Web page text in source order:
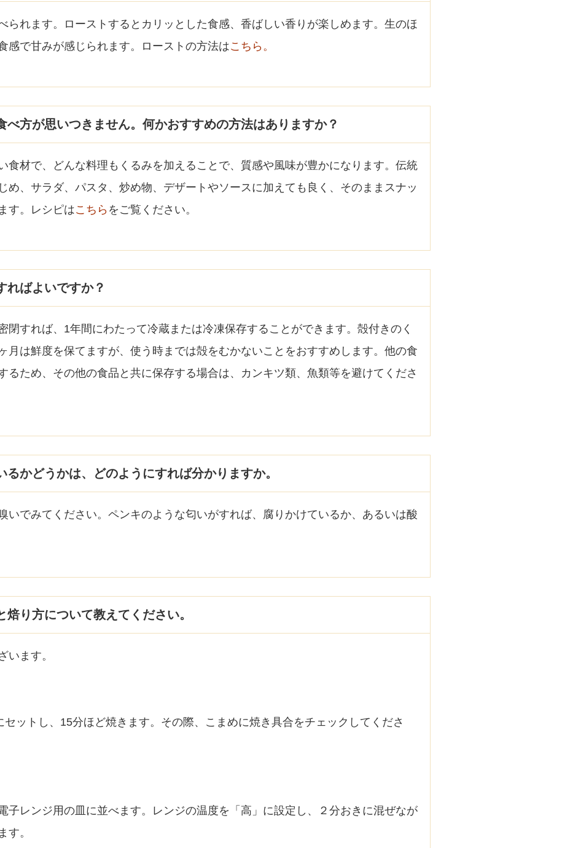
られます。ローストするとカリッとした食感、香ばしい香りが楽しめます。生のほ
感で甘みが感じられます。ローストの方法はこちら。
べ方が思いつきません。何かおすすめの方法はありますか？
食材で、どんな料理もくるみを加えることで、質感や風味が豊かになります。伝統
め、サラダ、パスタ、炒め物、デザートやソースに加えても良く、そのままスナッ
す。レシピはこちら をご覧ください。
ればよいですか？
閉すれば、1年間にわたって冷蔵または冷凍保存することができます。殻付きのく
月は鮮度を保てますが、使う時までは殻をむかないことをおすすめします。他の食
るため、その他の食品と共に保存する場合は、カンキツ類、魚類等を避けてくださ
るかどうかは、どのようにすれば分かりますか。
いでみてください。ペンキのような匂いがすれば、腐りかけているか、あるいは酸
焙り方について教えてください。
います。
セットし、15分ほど焼きます。その際、こまめに焼き具合をチェックしてくださ
子レンジ用の皿に並べます。レンジの温度を「高」に設定し、２分おきに混ぜなが
す。